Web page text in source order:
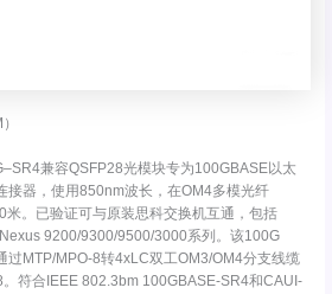
兼容QSFP28光模块专为100GBASE以太
接器，使用850nm波长，在OM4多模光纤
米。已验证可与原装思科交换机互通，包括
9200/9300/9500/3000系列。该100G
过MTP/MPO-8转4xLC双工OM3/OM4分支线缆
符合IEEE 802.3bm 100GBASE-SR4和CAUI-